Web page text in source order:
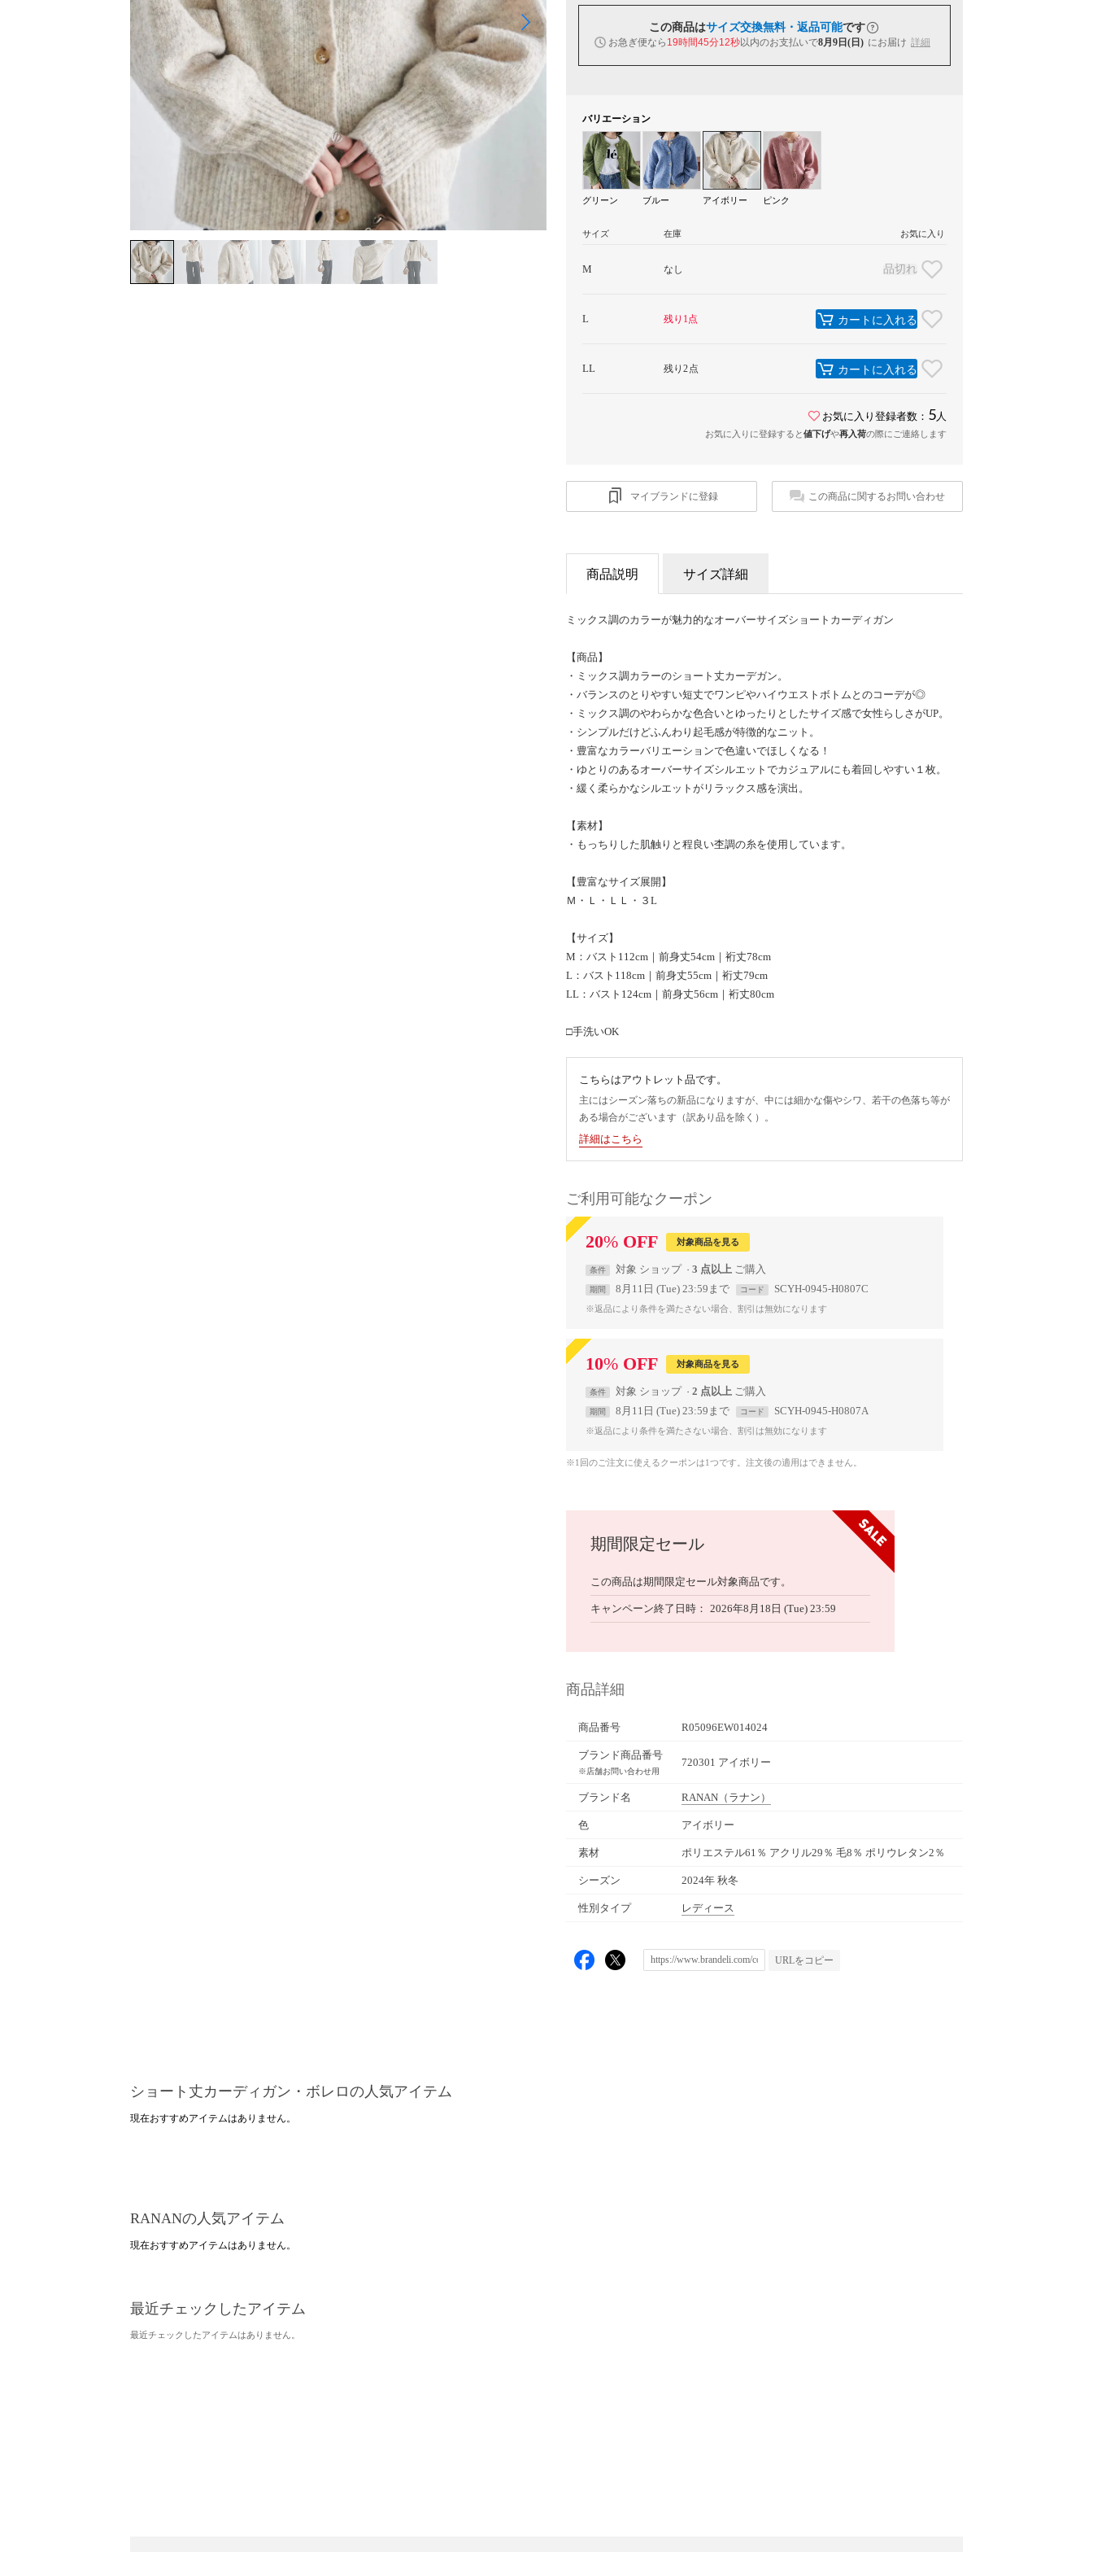
この商品はサイズ交換無料・返品可能です
お急ぎ便なら 19時間45分11秒以内のお支払いで8月9日(日) にお届け 詳細
バリエーション
グリーン ブルー アイボリー ピンク
サイズ 在庫 お気に入り
M なし 品切れ
L 残り1点 カートに入れる
LL 残り2点 カートに入れる
お気に入り登録者数： 5 人
お気に入りに登録すると値下げや再入荷の際にご連絡します
マイブランドに登録 この商品に関するお問い合わせ
商品説明 サイズ詳細
ミックス調のカラーが魅力的なオーバーサイズショートカーディガン
【商品】
・ミックス調カラーのショート丈カーデガン。
・バランスのとりやすい短丈でワンピやハイウエストボトムとのコーデが◎
・ミックス調のやわらかな色合いとゆったりとしたサイズ感で女性らしさがUP。
・シンプルだけどふんわり起毛感が特徴的なニット。
・豊富なカラーバリエーションで色違いでほしくなる！
・ゆとりのあるオーバーサイズシルエットでカジュアルにも着回しやすい１枚。
・緩く柔らかなシルエットがリラックス感を演出。
【素材】
・もっちりした肌触りと程良い杢調の糸を使用しています。
【豊富なサイズ展開】
Ｍ・Ｌ・ＬＬ・３L
【サイズ】
M：バスト112cm｜前身丈54cm｜裄丈78cm
L：バスト118cm｜前身丈55cm｜裄丈79cm
LL：バスト124cm｜前身丈56cm｜裄丈80cm
□手洗いOK
こちらはアウトレット品です。
主にはシーズン落ちの新品になりますが、中には細かな傷やシワ、若干の色落ち等が
ある場合がございます（訳あり品を除く）。
詳細はこちら
ご利用可能なクーポン
20% OFF 対象商品を見る
条件 対象 ショップ 3 点以上
期間 8月11日 (Tue) 23:59まで コード SCYH-0945-H0807C
※返品により条件を満たさない場合、割引は無効になります
10% OFF 対象商品を見る
条件 対象 ショップ 2 点以上
期間 8月11日 (Tue) 23:59まで コード SCYH-0945-H0807A
※返品により条件を満たさない場合、割引は無効になります
※1回のご注文に使えるクーポンは1つです。注文後の適用はできません。
期間限定セール
この商品は期間限定セール対象商品です。
キャンペーン終了日時 2026年8月18日 (Tue) 23:59
商品詳細
商品番号 R05096EW014024
ブランド商品番号
※店舗お問い合わせ用
720301 アイボリー
ブランド名 RANAN （ラナン）
色 アイボリー
素材 ポリエステル61％ アクリル29％ 毛8％ ポリウレタン2％
シーズン 2024年 秋冬
性別タイプ レディース
URLをコピー
ショート丈カーディガン・ボレロの人気アイテム
現在おすすめアイテムはありません。
RANANの人気アイテム
現在おすすめアイテムはありません。
最近チェックしたアイテム
最近チェックしたアイテムはありません。